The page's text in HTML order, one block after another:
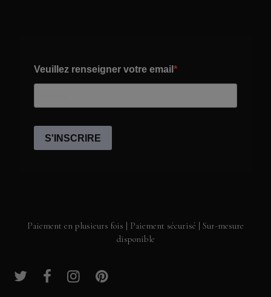
Paiement en plusieurs fois | Paiement sécurisé | Sur-mesure
disponible